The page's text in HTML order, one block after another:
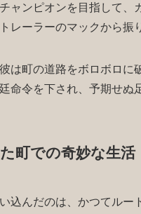
ャンピオンを目指して
レーラーのマックから
は町の道路をボロボロに
命令を下され、予期せぬ
町での奇妙な生活
込んだのは、かつてル